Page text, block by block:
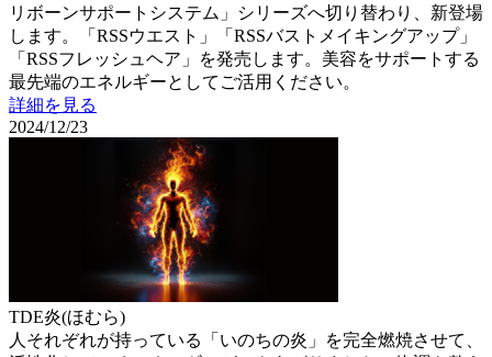
リボーンサポートシステム」シリーズへ切り替わり、新登場
します。「RSSウエスト」「RSSバストメイキングアップ」
「RSSフレッシュヘア」を発売します。美容をサポートする
最先端のエネルギーとしてご活用ください。
詳細を見る
2024/12/23
TDE炎(ほむら)
人それぞれが持っている「いのちの炎」を完全燃焼させて、